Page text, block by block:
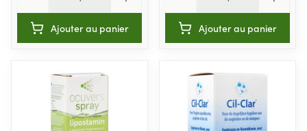
Ajouter au panier Ajouter au panier